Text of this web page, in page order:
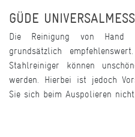
GÜDE
Die Reinigung von Hand
grundsätzlich
Stahlreiniger können
werden. Hierbei ist jedoch
Sie sich beim Auspolieren nicht.